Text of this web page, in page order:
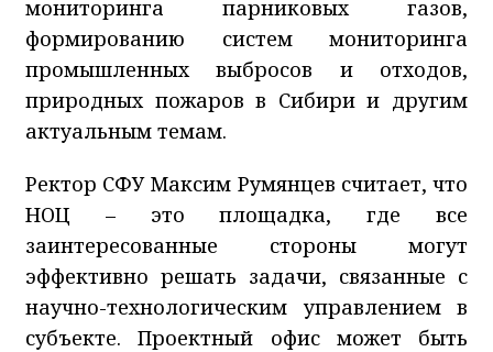
мониторинга парниковых газов,
формированию систем мониторинга
промышленных выбросов и отходов,
природных пожаров в Сибири и другим
актуальным темам.
Ректор СФУ Максим Румянцев считает, что
НОЦ – это площадка, где все
заинтересованные стороны могут
эффективно решать задачи, связанные с
научно-технологическим управлением в
субъекте. Проектный офис может быть